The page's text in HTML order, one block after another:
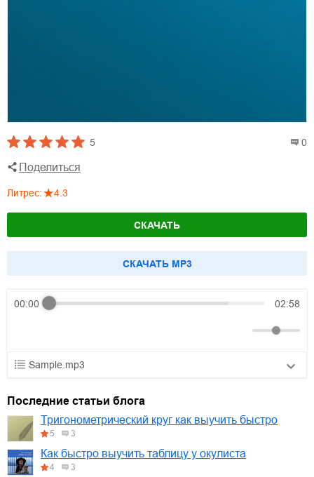
5 0
Поделиться
Литрес: 4.3
СКАЧАТЬ
CКАЧАТЬ MP3
00:00 02:58
Sample.mp3
02.mp3
03.mp3
Последние статьи блога
Тригонометрический круг как выучить быстро
5 3
Как быстро выучить таблицу у окулиста
4 3